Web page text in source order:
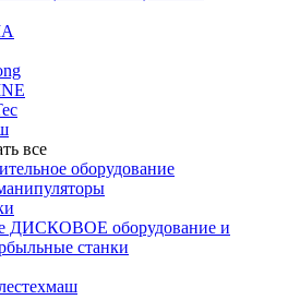
все
оборудование
ДИСКОВОЕ оборудование и
станки